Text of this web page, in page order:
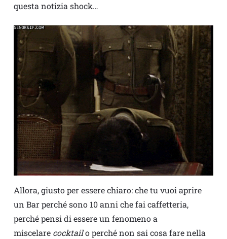
questa notizia shock…
Allora, giusto per essere chiaro: che tu vuoi aprire
un Bar perché sono 10 anni che fai caffetteria,
perché pensi di essere un fenomeno a
miscelare cocktailo perché non sai cosa fare nella